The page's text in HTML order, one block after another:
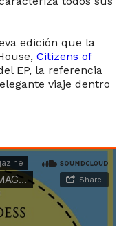
edición que la
Citizens of
EP, la referencia
viaje dentro